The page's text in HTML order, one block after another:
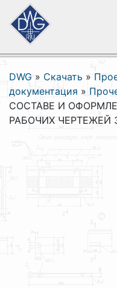
DWG » Скачать »
документация »
СОСТАВЕ И
РАБОЧИХ